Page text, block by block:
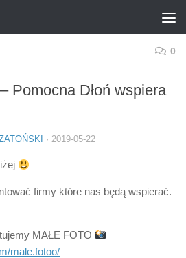
0
Pomocna Dłoń wspiera
· 2019-05-22
firmy które nas będą wspierać.
MAŁE FOTO
male.fotoo/